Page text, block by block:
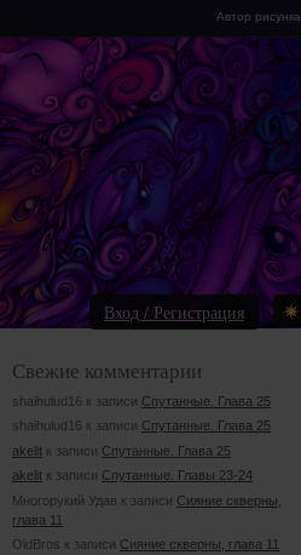
Автор рисунка
Вход / Регистрация
Свежие комментарии
shaihulud16 к записи Спутанные. Глава 25
shaihulud16 к записи Спутанные. Глава 25
akelit к записи Спутанные. Глава 25
akelit к записи Спутанные. Главы 23-24
Многорукий Удав к записи Сияние скверны,
глава 11
OldBros к записи Сияние скверны, глава 11